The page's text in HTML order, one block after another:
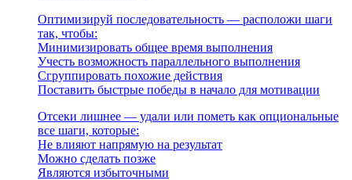
Оптимизируй последовательность — расположи шаги
так, чтобы:
Минимизировать общее время выполнения
Учесть возможность параллельного выполнения
Сгруппировать похожие действия
Поставить быстрые победы в начало для мотивации
Отсеки лишнее — удали или пометь как опциональные
все шаги, которые:
Не влияют напрямую на результат
Можно сделать позже
Являются избыточными